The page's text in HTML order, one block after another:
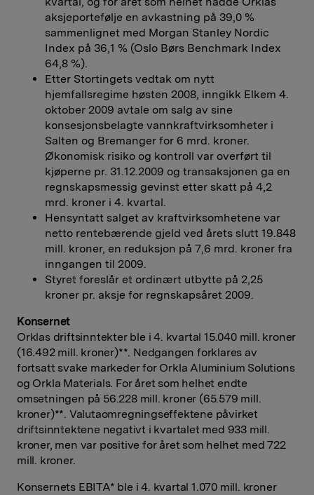
aksjeportefølje en avkastning på 39,0 %
sammenlignet med Morgan Stanley Nordic
Index på 36,1 % (Oslo Børs Benchmark Index
64,8 %).
Etter Stortingets vedtak om nytt
hjemfallsregime høsten 2008, inngikk Elkem 4.
oktober 2009 avtale om salg av sine
konsesjonsbelagte vannkraftvirksomheter i
Salten og Bremanger for 6 mrd. kroner.
Økonomisk risiko og kontroll var overført til
kjøperne pr. 31.12.2009 og transaksjonen ga en
regnskapsmessig gevinst etter skatt på 4,2
mrd. kroner i 4. kvartal.
Hensyntatt salget av kraftvirksomhetene var
netto rentebærende gjeld ved årets slutt 19.848
mill. kroner, en reduksjon på 7,6 mrd. kroner fra
inngangen til 2009.
Styret foreslår et ordinært utbytte på 2,25
kroner pr. aksje for regnskapsåret 2009.
Konsernet
Orklas driftsinntekter ble i 4. kvartal 15.040 mill. kroner
(16.492 mill. kroner)**. Nedgangen forklares av
fortsatt svake markeder for Orkla Aluminium Solutions
og Orkla Materials. For året som helhet endte
omsetningen på 56.228 mill. kroner (65.579 mill.
kroner)**. Valutaomregningseffektene påvirket
driftsinntektene negativt i kvartalet med 933 mill.
kroner, men var positive for året som helhet med 722
mill. kroner.
Konsernets EBITA* ble i 4. kvartal 1.070 mill. kroner